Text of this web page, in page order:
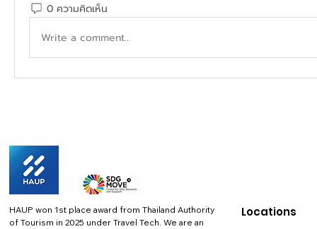
0 ความคิดเห็น
Write a comment...
HAUP won 1st place award from Thailand Authority
of Tourism in 2025 under Travel Tech. We are an
Locations